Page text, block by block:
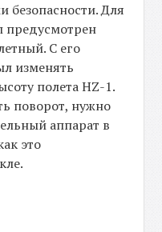
безопасности. Для
предусмотрен
С его
изменять
полета HZ-1.
поворот, нужно
аппарат в
это